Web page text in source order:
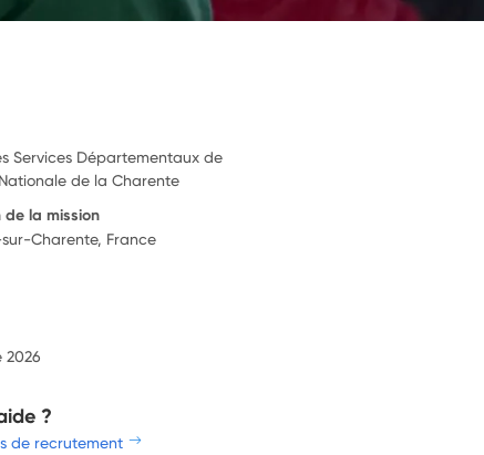
Services Départementaux de
de la Charente
de la mission
Charente, France
2026
?
de recrutement